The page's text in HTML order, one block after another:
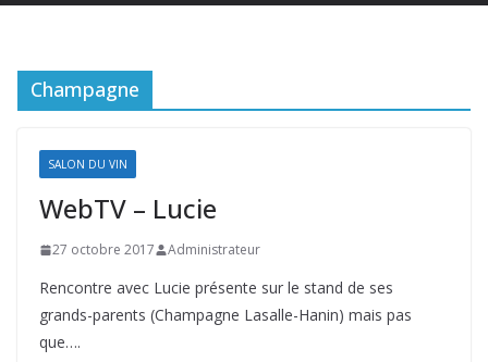
Champagne
SALON DU VIN
WebTV – Lucie
27 octobre 2017 Administrateur
Rencontre avec Lucie présente sur le stand de ses
grands-parents (Champagne Lasalle-Hanin) mais pas
que….